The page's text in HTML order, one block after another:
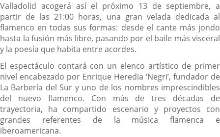
Valladolid acogerá así el próximo 13 de septiembre, a
partir de las 21:00 horas, una gran velada dedicada al
flamenco en todas sus formas: desde el cante más jondo
hasta la fusión más libre, pasando por el baile más visceral
y la poesía que habita entre acordes.
El espectáculo contará con un elenco artístico de primer
nivel encabezado por Enrique Heredia ‘Negri’, fundador de
La Barbería del Sur y uno de los nombres imprescindibles
del nuevo flamenco. Con más de tres décadas de
trayectoria, ha compartido escenario y proyectos con
grandes referentes de la música flamenca e
iberoamericana.